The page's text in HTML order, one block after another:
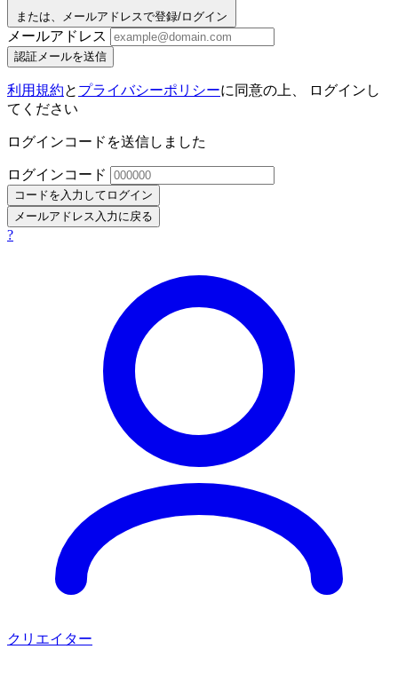
または、メールアドレスで登録/ログイン
メールアドレス
認証メールを送信
利用規約と プライバシーポリシーに同意の上、 ログインし
てください
ログインコードを送信しました
ログインコード
コードを入力してログイン
メールアドレス入力に戻る
?
クリエイター